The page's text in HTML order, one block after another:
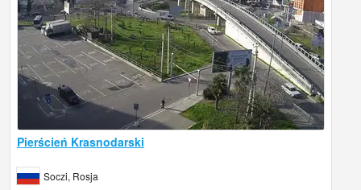
Pierścień Krasnodarski
Soczi, Rosja